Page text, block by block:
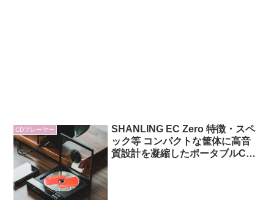
CDプレーヤー
SHANLING EC Zero 特徴・スペ
ック等 コンパクトな筐体に高音
質設計を凝縮したポータブルCD